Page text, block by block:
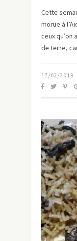
Cette
morue à
ceux qu’on
de terre,
17/02/2019